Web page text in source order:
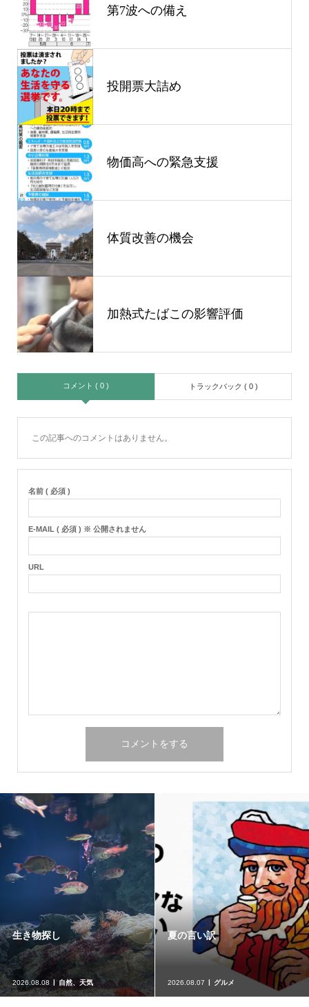
第7波への備え
投開票大詰め
物価高への緊急支援
体質改善の機会
加熱式たばこの影響評価
コメント ( 0 ) トラックバック ( 0 )
この記事へのコメントはありません。
名前 ( 必須 )
E-MAIL ( 必須 ) ※ 公開されません
URL
生き物探し
2026.08.08 自然、天気
夏の言い訳
2026.08.07 グルメ